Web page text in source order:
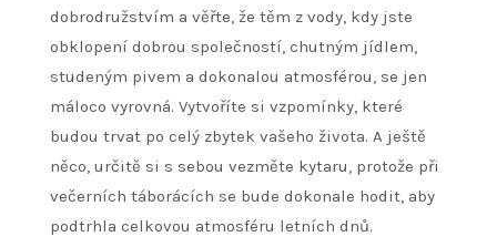
dobrodružstvím a věřte, že těm z vody, kdy jste
obklopení dobrou společností, chutným jídlem,
studeným pivem a dokonalou atmosférou, se jen
máloco vyrovná. Vytvoříte si vzpomínky, které
budou trvat po celý zbytek vašeho života. A ještě
něco, určitě si s sebou vezměte kytaru, protože při
večerních táborácích se bude dokonale hodit, aby
podtrhla celkovou atmosféru letních dnů.